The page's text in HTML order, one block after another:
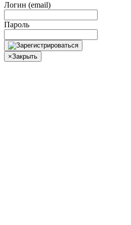
Логин (email)
Пароль
×Закрыть